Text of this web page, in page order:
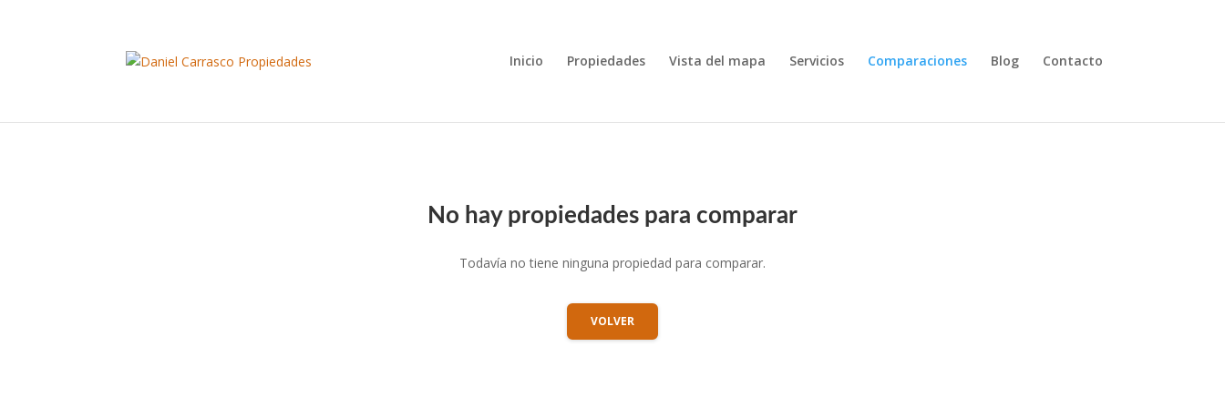
Inicio Propiedades Vista del mapa Servicios Comparaciones Blog Contacto
No hay propiedades para comparar
Todavía no tiene ninguna propiedad para comparar.
VOLVER